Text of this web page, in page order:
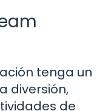
tenga un
diversión,
de